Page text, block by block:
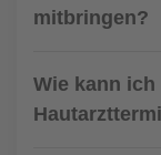
mitbringen?
Wie kann